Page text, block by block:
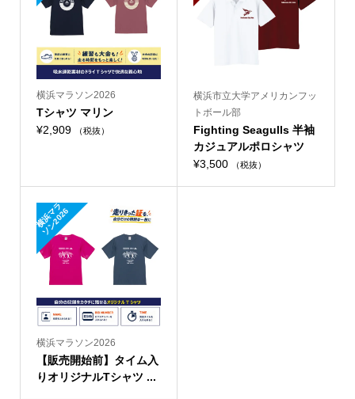
横浜マラソン2026
Tシャツ マリン
¥2,909 （税抜）
横浜市立大学アメリカンフッ
トボール部
Fighting Seagulls 半袖
カジュアルポロシャツ
¥3,500 （税抜）
横
浜
マ
ラ
ソ
ン
2
0
2
6
横浜マラソン2026
【販売開始前】タイム入
りオリジナルTシャツ ...